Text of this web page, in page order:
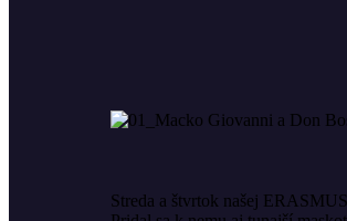
Streda a štvrtok našej